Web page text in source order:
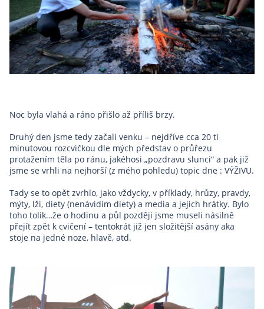
Noc byla vlahá a ráno přišlo až příliš brzy.
Druhý den jsme tedy začali venku – nejdříve cca 20 ti
minutovou rozcvičkou dle mých představ o průřezu
protažením těla po ránu, jakéhosi „pozdravu slunci“ a pak již
jsme se vrhli na nejhorší (z mého pohledu) topic dne : VÝŽIVU.
Tady se to opět zvrhlo, jako vždycky, v příklady, hrůzy, pravdy,
mýty, lži, diety (nenávidím diety) a media a jejich hrátky. Bylo
toho tolik…že o hodinu a půl později jsme museli násilně
přejít zpět k cvičení – tentokrát již jen složitější asány aka
stoje na jedné noze, hlavě, atd.